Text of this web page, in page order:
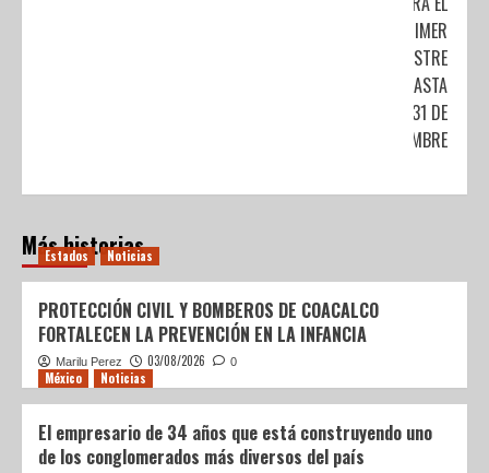
PRIMER
SEMESTRE
SERÁ HASTA
EL 31 DE
DICIEMBRE
Más historias
Estados Noticias
PROTECCIÓN CIVIL Y BOMBEROS DE COACALCO
FORTALECEN LA PREVENCIÓN EN LA INFANCIA
Marilu Perez 03/08/2026 0
México Noticias
El empresario de 34 años que está construyendo uno
de los conglomerados más diversos del país